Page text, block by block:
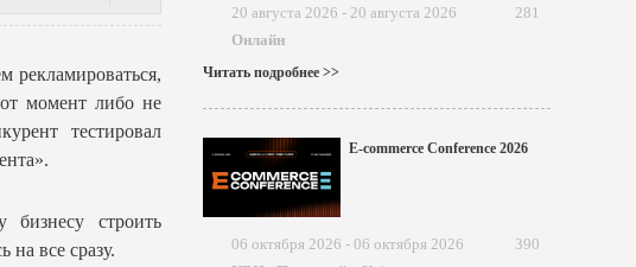
рекламироваться,
момент либо не
тестировал
бизнесу строить
на все сразу.
20 августа 2026 - 20 августа 2026
281
Онлайн
Читать подробнее >>
E-commerce Conference 2026
06 октября 2026 - 06 октября 2026
390